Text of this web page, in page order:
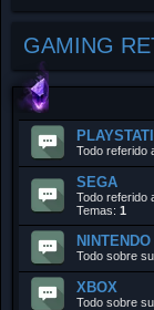
GAMING
Todo referido
SEGA
Todo referido
Temas: 1
NINTENDO
Todo sobre
XBOX
Todo sobre